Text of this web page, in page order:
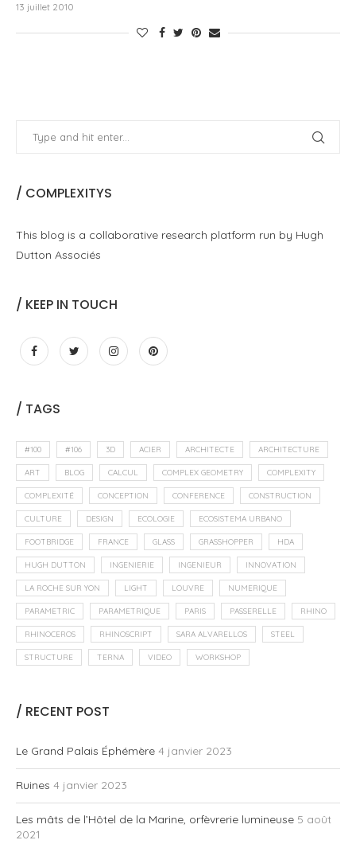
13 juillet 2010
/ COMPLEXITYS
This blog is a collaborative research platform run by Hugh
Dutton Associés
/ KEEP IN TOUCH
/ TAGS
#100 #106 3D ACIER ARCHITECTE ARCHITECTURE
ART BLOG CALCUL COMPLEX GEOMETRY COMPLEXITY
COMPLEXITÉ CONCEPTION CONFERENCE CONSTRUCTION
CULTURE DESIGN ECOLOGIE ECOSISTEMA URBANO
FOOTBRIDGE FRANCE GLASS GRASSHOPPER HDA
HUGH DUTTON INGENIERIE INGENIEUR INNOVATION
LA ROCHE SUR YON LIGHT LOUVRE NUMERIQUE
PARAMETRIC PARAMETRIQUE PARIS PASSERELLE RHINO
RHINOCEROS RHINOSCRIPT SARA ALVARELLOS STEEL
STRUCTURE TERNA VIDEO WORKSHOP
/ RECENT POST
Le Grand Palais Éphémère 4 janvier 2023
Ruines 4 janvier 2023
Les mâts de l’Hôtel de la Marine, orfèvrerie lumineuse 5 août
2021